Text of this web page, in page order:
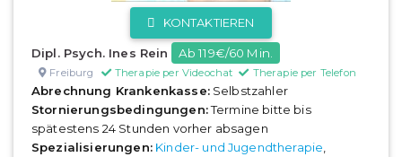
KONTAKTIEREN
Dipl. Psych. Ines Rein Ab 119€/60 Min.
Freiburg Therapie per Videochat Therapie per Telefon
Abrechnung Krankenkasse:Selbstzahler
Stornierungsbedingungen:Termine bitte bis
spätestens 24 Stunden vorher absagen
Spezialisierungen: Kinder- und Jugendtherapie